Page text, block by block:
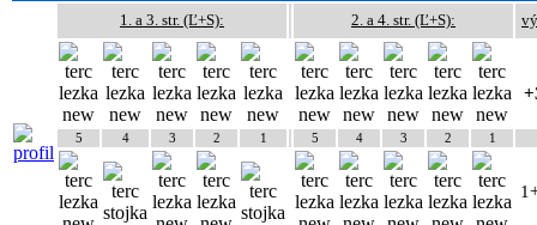
1. a 3. str. (Ľ+S): 2. a 4. str. (Ľ+S):
5 4 3 2 1 5 4 3 2 1